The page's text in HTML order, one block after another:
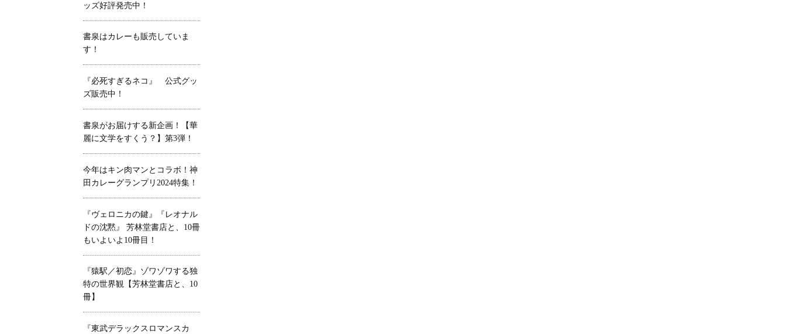
ッズ好評発売中！
書泉はカレーも販売していま
す！
『必死すぎるネコ』 公式グッ
ズ販売中！
書泉がお届けする新企画！【華
麗に文学をすくう？】第3弾！
今年はキン肉マンとコラボ！神
田カレーグランプリ2024特集！
『ヴェロニカの鍵』『レオナル
ドの沈黙』 芳林堂書店と、10冊
もいよいよ10冊目！
『猿駅／初恋』ゾワゾワする独
特の世界観【芳林堂書店と、10
冊】
『東武デラックスロマンスカ